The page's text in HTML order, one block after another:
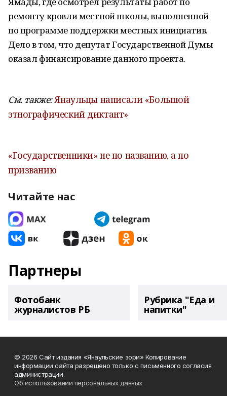
ремонту кровли местной школы, выполненной
по программе поддержки местных инициатив.
Дело в том, что депутат Государственной Думы
оказал финансирование данного проекта.
См. также:Янаульцы написали «Большой
этнографический диктант»
«Государственники» не по названию, а по
призванию
Читайте нас
Партнеры
Фотобанк
журналистов РБ
Рубрика "Еда и
напитки"
© 2026 Сайт издания «Янаульские зори» Копирование
информации сайта разрешено только с письменного согласия
администрации.
Об использовании персональных данных